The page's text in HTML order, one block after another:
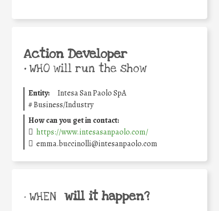
Action Developer
•WHO will run the show
Entity:
Intesa San Paolo SpA
#Business/Industry
How can you get in contact:
https://www.intesasanpaolo.com/
emma.buccinolli@intesanpaolo.com
• WHEN will it happen?